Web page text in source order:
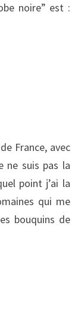
noire” est :
France, avec
ne suis pas la
point j’ai la
qui me
bouquins de